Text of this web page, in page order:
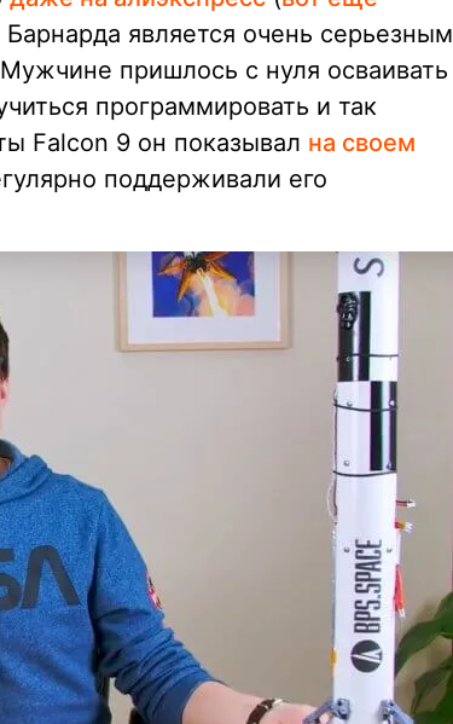
является очень серьезным
пришлось с нуля осваивать
программировать и так
Falcon 9 он показывал на своем
поддерживали его